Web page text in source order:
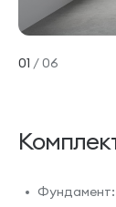
01 /06
Фундамент: